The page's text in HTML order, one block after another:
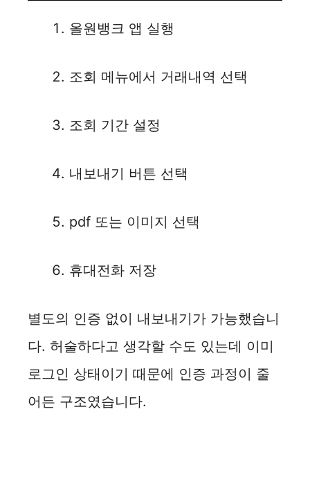
올원뱅크 앱 실행
조회 메뉴에서 거래내역 선택
조회 기간 설정
내보내기 버튼 선택
pdf 또는 이미지 선택
휴대전화 저장
별도의 인증 없이 내보내기가 가능했습니
다. 허술하다고 생각할 수도 있는데 이미
로그인 상태이기 때문에 인증 과정이 줄
어든 구조였습니다.